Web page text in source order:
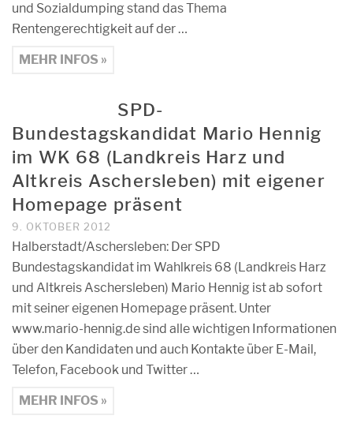
und Sozialdumping stand das Thema
Rentengerechtigkeit auf der …
MEHR INFOS »
SPD-
Bundestagskandidat Mario Hennig
im WK 68 (Landkreis Harz und
Altkreis Aschersleben) mit eigener
Homepage präsent
9. OKTOBER 2012
Halberstadt/Aschersleben: Der SPD
Bundestagskandidat im Wahlkreis 68 (Landkreis Harz
und Altkreis Aschersleben) Mario Hennig ist ab sofort
mit seiner eigenen Homepage präsent. Unter
www.mario-hennig.de sind alle wichtigen Informationen
über den Kandidaten und auch Kontakte über E-Mail,
Telefon, Facebook und Twitter …
MEHR INFOS »